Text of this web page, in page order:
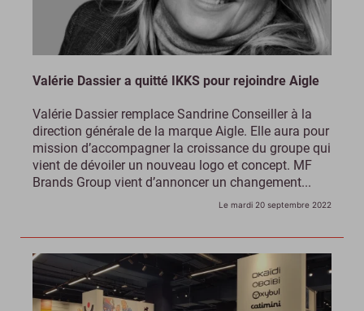
Valérie Dassier a quitté IKKS pour rejoindre Aigle
Valérie Dassier remplace Sandrine Conseiller à la
direction générale de la marque Aigle. Elle aura pour
mission d’accompagner la croissance du groupe qui
vient de dévoiler un nouveau logo et concept. MF
Brands Group vient d’annoncer un changement...
Le mardi 20 septembre 2022